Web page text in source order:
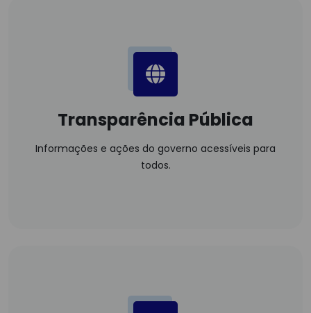
Transparência Pública
Informações e ações do governo acessíveis para
todos.